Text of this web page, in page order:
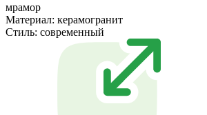
мрамор
Материал: керамогранит
Стиль: современный